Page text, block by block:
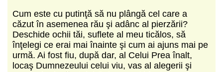
Cum este cu putinţă să nu plângă cel care a
căzut în asemenea rău şi adânc al pierzării?
Deschide ochii tăi, suflete al meu ticălos, să
înţelegi ce erai mai înainte şi cum ai ajuns mai pe
urmă. Ai fost fiu, după dar, al Celui Prea înalt,
locaş Dumnezeului celui viu, vas al alegerii şi